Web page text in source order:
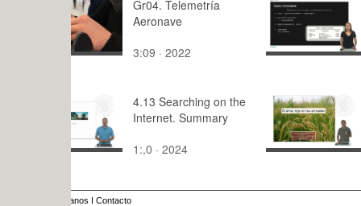
Gr04. Telemetría
Aeronave
3:09 · 2022
materiales
2:47 · 2018
4.13 Searching on the
Internet. Summary
1:,0 · 2024
El arroz
arrozales
9:51 · 2011